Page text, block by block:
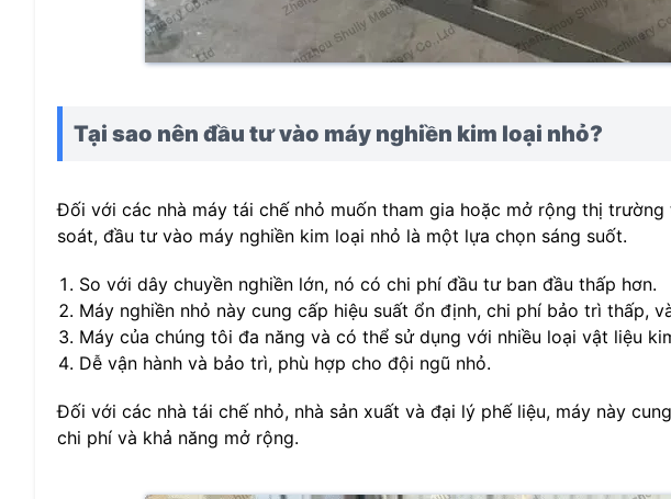
Tại sao nên đầu tư vào máy nghiền kim loại nhỏ?
Đối với các nhà máy tái chế nhỏ muốn tham gia hoặc mở rộng thị
soát, đầu tư vào máy nghiền kim loại nhỏ là một lựa chọn sáng suốt.
So với dây chuyền nghiền lớn, nó có chi phí đầu tư ban đầu thấp hơn.
Máy nghiền nhỏ này cung cấp hiệu suất ổn định, chi phí bảo trì thấp,
Máy của chúng tôi đa năng và có thể sử dụng với nhiều loại vật liệu
Dễ vận hành và bảo trì, phù hợp cho đội ngũ nhỏ.
Đối với các nhà tái chế nhỏ, nhà sản xuất và đại lý phế liệu, máy này
chi phí và khả năng mở rộng.